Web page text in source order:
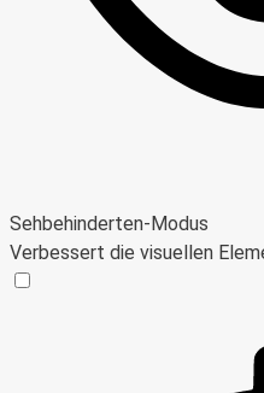
Sehbehinderten-Modus
Verbessert die visuellen